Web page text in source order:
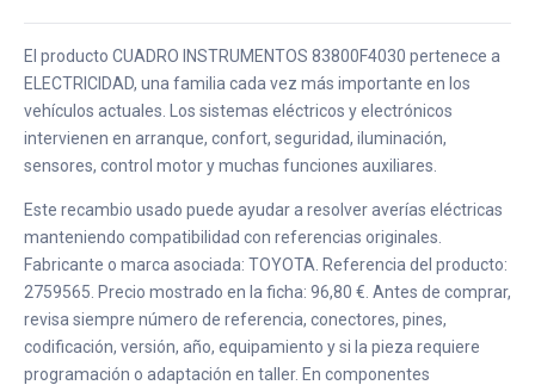
El producto CUADRO INSTRUMENTOS 83800F4030 pertenece a
ELECTRICIDAD, una familia cada vez más importante en los
vehículos actuales. Los sistemas eléctricos y electrónicos
intervienen en arranque, confort, seguridad, iluminación,
sensores, control motor y muchas funciones auxiliares.
Este recambio usado puede ayudar a resolver averías eléctricas
manteniendo compatibilidad con referencias originales.
Fabricante o marca asociada: TOYOTA. Referencia del producto:
2759565. Precio mostrado en la ficha: 96,80 €. Antes de comprar,
revisa siempre número de referencia, conectores, pines,
codificación, versión, año, equipamiento y si la pieza requiere
programación o adaptación en taller. En componentes